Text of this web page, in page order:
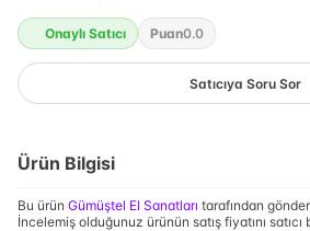
Onaylı Satıcı Puan0.0
Satıcıya Soru Sor
Ürün Bilgisi
Bu ürün Gümüştel El Sanatları tarafından
İncelemiş olduğunuz ürünün satış fiyatını